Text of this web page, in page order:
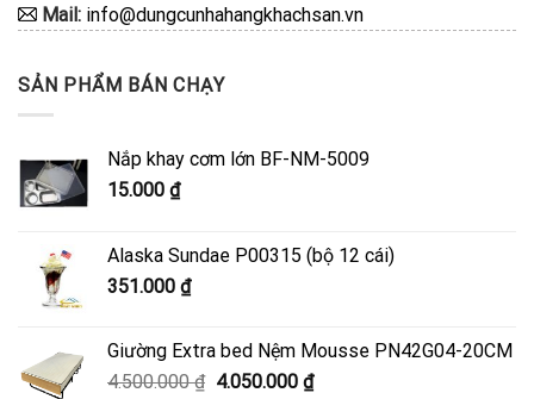
Mail: info@dungcunhahangkhachsan.vn
SẢN PHẨM BÁN CHẠY
Nắp khay cơm lớn BF-NM-5009
15.000 ₫
Alaska Sundae P00315 (bộ 12 cái)
351.000 ₫
Giường Extra bed Nệm Mousse PN42G04-20CM
4.500.000₫ Giá
4.050.000 ₫Giá